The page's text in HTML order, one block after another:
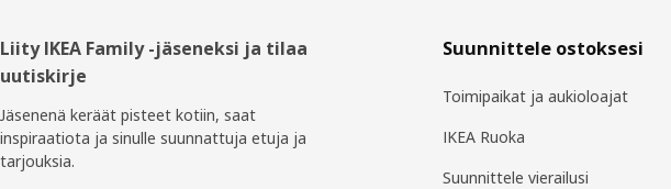
Alatunniste
Liity IKEA Family -jäseneksi ja tilaa
uutiskirje
Jäsenenä keräät pisteet kotiin, saat
inspiraatiota ja sinulle suunnattuja etuja ja
tarjouksia.​
Suunnittele ostoksesi
Toimipaikat ja aukioloajat
IKEA Ruoka
Suunnittele vierailusi